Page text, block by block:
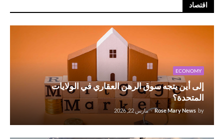
اقتصاد
ECONOMY
إلى أين يتجه سوق الرهن العقاري في الولايات
المتحدة؟
by
Rose Mary News
- مارس 22, 2026